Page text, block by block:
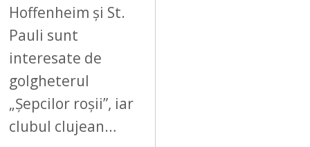
Hoffenheim și St.
Pauli sunt
interesate de
golgheterul
„Șepcilor roșii”, iar
clubul clujean…